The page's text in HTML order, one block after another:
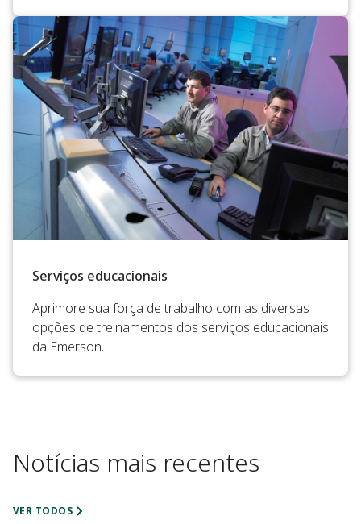
Serviços educacionais
Aprimore sua força de trabalho com as diversas
opções de treinamentos dos serviços educacionais
da Emerson.
Notícias mais recentes
VER TODOS